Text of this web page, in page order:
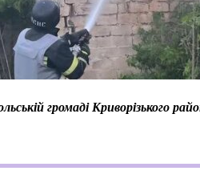
громаді Криворізького